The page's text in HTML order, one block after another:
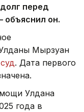
перед
он.
Мырзуан
. Дата первого
Улдана
года в